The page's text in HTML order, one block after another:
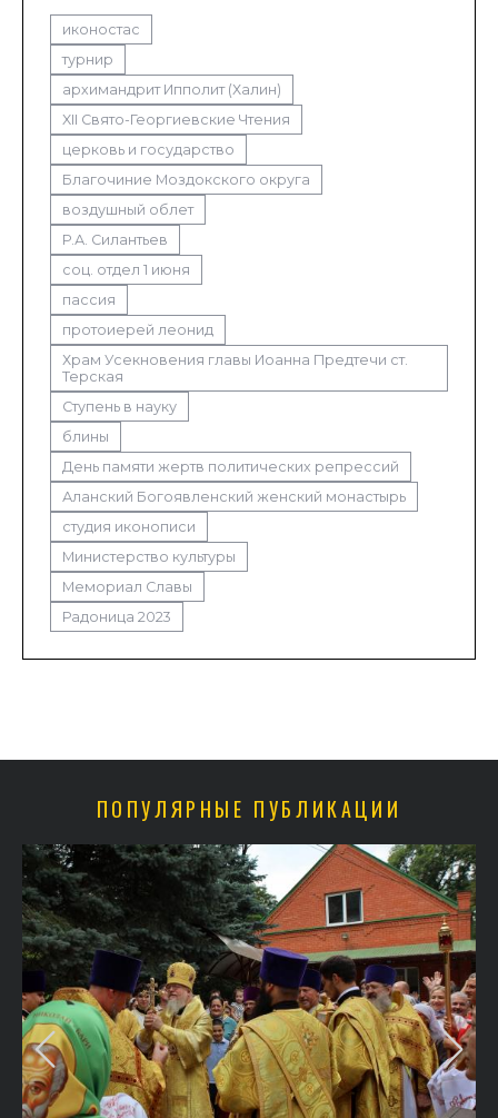
иконостас
турнир
архимандрит Ипполит (Халин)
XII Свято-Георгиевские Чтения
церковь и государство
Благочиние Моздокского округа
воздушный облет
Р.А. Силантьев
соц. отдел 1 июня
пассия
протоиерей леонид
Храм Усекновения главы Иоанна Предтечи ст.
Терская
Ступень в науку
блины
День памяти жертв политических репрессий
Аланский Богоявленский женский монастырь
студия иконописи
Министерство культуры
Мемориал Славы
Радоница 2023
ПОПУЛЯРНЫЕ ПУБЛИКАЦИИ